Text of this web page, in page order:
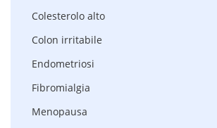
Colesterolo alto
Colon irritabile
Endometriosi
Fibromialgia
Menopausa